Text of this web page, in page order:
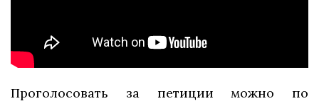
Проголосовать за петиции можно по